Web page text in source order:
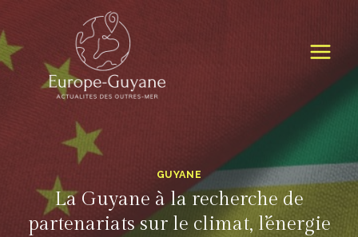
to
content
GUYANE
La Guyane à la recherche de
partenariats sur le climat, l’énergie